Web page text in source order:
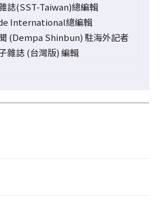
誌(SST-Taiwan)總編輯
International總編輯
(Dempa Shinbun) 駐海外記者
雜誌 (台灣版) 編輯